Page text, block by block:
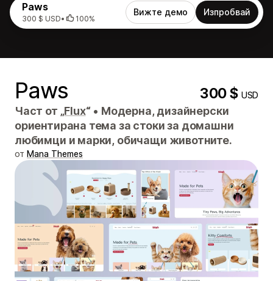
Paws
300 $ USD• 100%
Вижте демо Изпробвай
Paws 300 $USD
Част от „Flux“ • Модерна, дизайнерски
ориентирана тема за стоки за домашни
любимци и марки, обичащи животните.
от Mana Themes